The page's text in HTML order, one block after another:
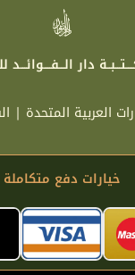
دار الـــفــــوائـــد
العربية المتحدة |
خيارات دفع متكاملة